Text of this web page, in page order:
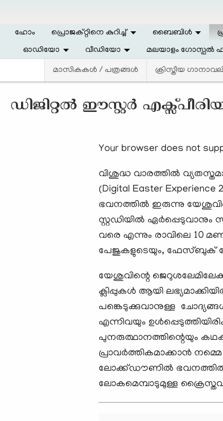
ഹോം പ്രൊജക്റ്റിനെ കുറിച്ച് ബൈബിള്‍
മാസികകള്‍ / പത്രങ്ങള്‍ ക്രിസ്തീയ
ഓഡിയോ
വീഡിയോ മലയാളം ഗോസ്പൽ
ഡിജിറ്റൽ ഈസ്റ്റർ
Your browser does not
വിശുദ്ധ വാരത്തിൽ
(Digital Easter
ഭവനത്തിൽ ഇരുന്നു
സ്റ്റഡിയിൽ
വരെ എന്നും രാവിലെ 10
പേജുകളുടെയും, ഫേസ്ബുക്
യേശുവിന്റെ
ക്ലിപ്പുകൾ ആയി
പങ്കെടുക്കുവാനുള്ള
എന്നിവയും
പുനരുത്ഥാനത്തിന്റെയും
പ്രാവർത്തികമാക്കാൻ
ലോക്ക്ഡൗണിൽ ഭവനത്തിൽ
ലോകമെമ്പാടുമുള്ള